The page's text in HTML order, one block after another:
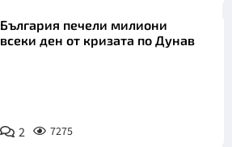
България печели милиони
всеки ден от кризата по Дунав
2 7275